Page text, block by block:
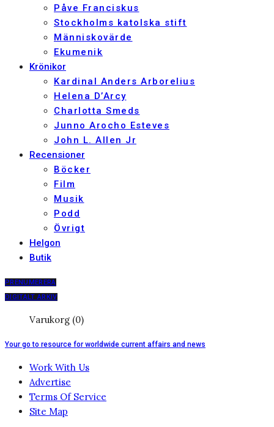
Påve Franciskus
Stockholms katolska stift
Människovärde
Ekumenik
Krönikor
Kardinal Anders Arborelius
Helena D’Arcy
Charlotta Smeds
Junno Arocho Esteves
John L. Allen Jr
Recensioner
Böcker
Film
Musik
Podd
Övrigt
Helgon
Butik
PRENUMERERA
DIGITALT ARKIV
Varukorg (0)
Your go to resource for worldwide current affairs and news
Work With Us
Advertise
Terms Of Service
Site Map